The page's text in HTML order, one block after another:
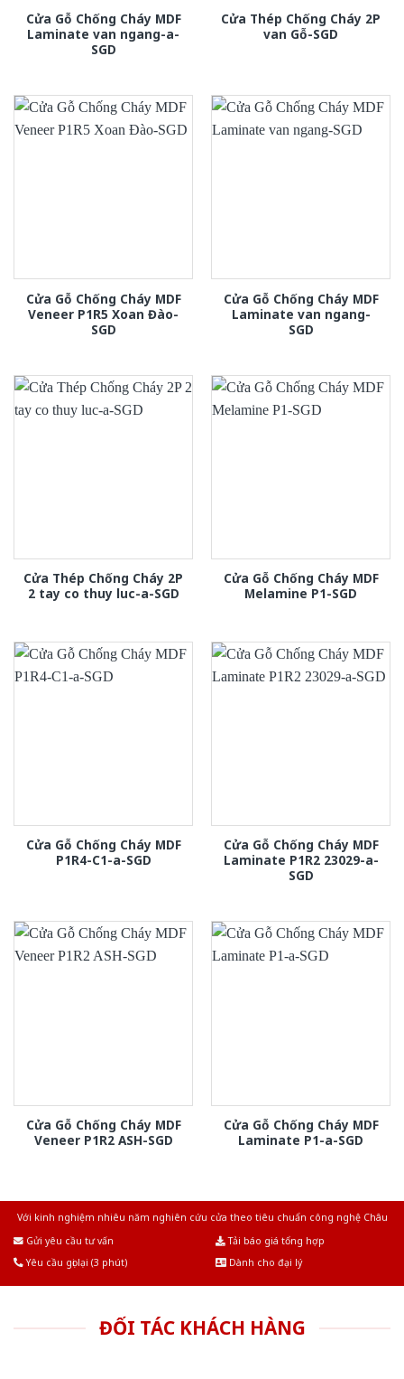
Cửa Gỗ Chống Cháy MDF
Laminate van ngang-a-
SGD
Cửa Thép Chống Cháy 2P
van Gỗ-SGD
Cửa Gỗ Chống Cháy MDF
Veneer P1R5 Xoan Đào-
SGD
Cửa Gỗ Chống Cháy MDF
Laminate van ngang-
SGD
Cửa Thép Chống Cháy 2P
2 tay co thuy luc-a-SGD
Cửa Gỗ Chống Cháy MDF
Melamine P1-SGD
Cửa Gỗ Chống Cháy MDF
P1R4-C1-a-SGD
Cửa Gỗ Chống Cháy MDF
Laminate P1R2 23029-a-
SGD
Cửa Gỗ Chống Cháy MDF
Veneer P1R2 ASH-SGD
Cửa Gỗ Chống Cháy MDF
Laminate P1-a-SGD
Với kinh nghiệm nhiêu năm nghiên cứu cửa theo tiêu chuẩn công nghệ Châu
Gửi yêu cầu tư vấn
Tải báo giá tổng hợp
Yêu cầu gọi lại (3 phút)
Dành cho đại lý
ĐỐI TÁC KHÁCH HÀNG